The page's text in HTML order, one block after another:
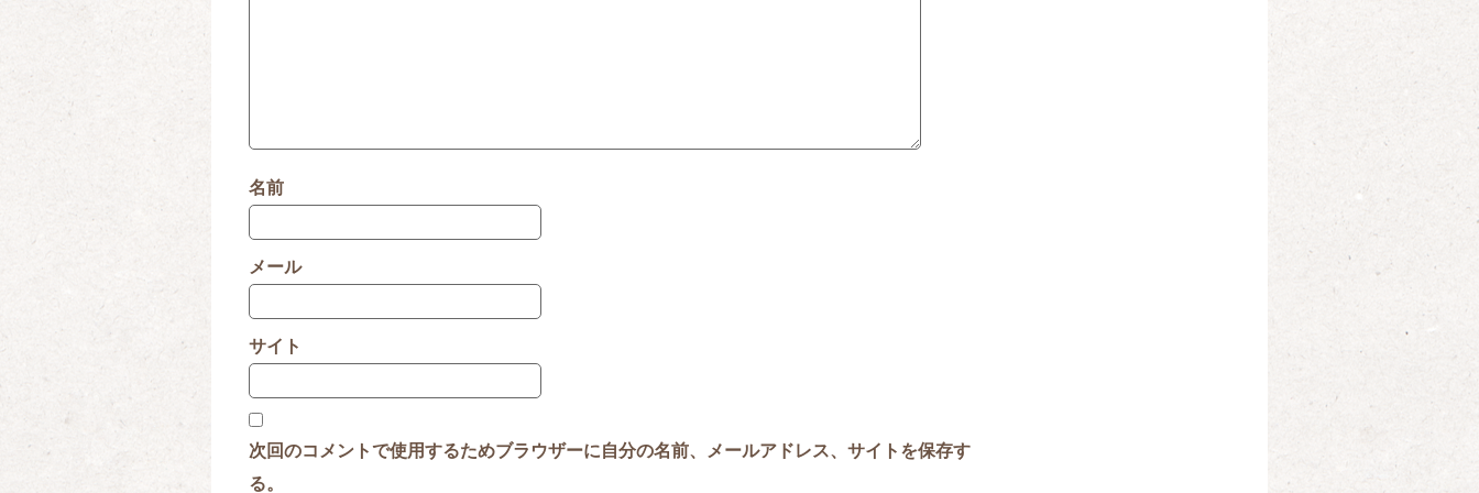
名前
メール
サイト
次回のコメントで使用するためブラウザーに自分の名前、メールアドレス、サイトを保存す
る。